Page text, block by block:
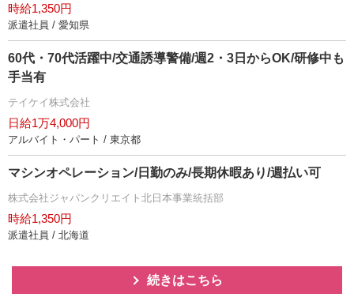
時給1,350円
派遣社員 / 愛知県
60代・70代活躍中/交通誘導警備/週2・3日からOK/研修中も
手当有
テイケイ株式会社
日給1万4,000円
アルバイト・パート / 東京都
マシンオペレーション/日勤のみ/長期休暇あり/週払い可
株式会社ジャパンクリエイト北日本事業統括部
時給1,350円
派遣社員 / 北海道
続きはこちら